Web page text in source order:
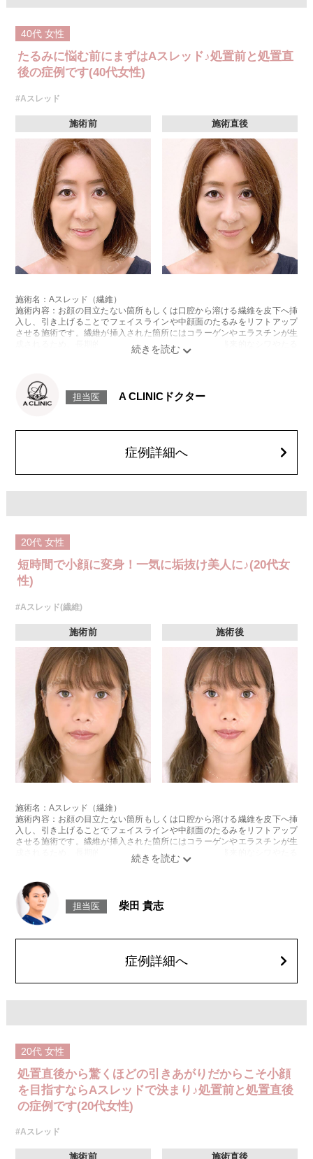
40代 女性
たるみに悩む前にまずはAスレッド♪処置前と処置直
後の症例です(40代女性)
#Aスレッド
施術前 施術直後
施術名：Aスレッド（繊維）
施術内容：お顔の目立たない箇所もしくは口腔から溶ける繊維を皮下へ挿
入し、引き上げることでフェイスラインや中顔面のたるみをリフトアップ
させる施術です。繊維が挿入された箇所にはコラーゲンやエラスチンが生
成されるため、長期的な美肌効果、肌質の改善効果、将来的なシワやたる
みの予防効果が期待できます。
とがございます。また、稀ではありますが、施術部位の細菌感染症、皮膚
のよれ、繊維の突出などが生じることがございます。化膿止め・痛み止め
費用：1部位 184,800円(税込)
オプション：笑気麻酔 3,300円(税込)
担当医 A CLINICドクター
症例詳細へ
20代 女性
短時間で小顔に変身！一気に垢抜け美人に♪(20代女
性)
#Aスレッド(繊維)
施術前 施術後
施術名：Aスレッド（繊維）
施術内容：お顔の目立たない箇所もしくは口腔から溶ける繊維を皮下へ挿
入し、引き上げることでフェイスラインや中顔面のたるみをリフトアップ
させる施術です。繊維が挿入された箇所にはコラーゲンやエラスチンが生
成されるため、長期的な美肌効果、肌質の改善効果、将来的なシワやたる
みの予防効果が期待できます。
リスク、副作用：腫れ、内出血、疼痛、頭痛、引き攣れ感などが生じるこ
とがございます。また、稀ではありますが、施術部位の細菌感染症、皮膚
のよれ、繊維の突出などが生じることがございます。化膿止め・痛み止め
を処方しております。服用により、何か異常があれば服用を中止してくだ
費用：1部位 184,800円(税込)
オプション：笑気麻酔 3,300円(税込)
担当医 柴田 貴志
症例詳細へ
20代 女性
処置直後から驚くほどの引きあがりだからこそ小顔
を目指すならAスレッドで決まり♪処置前と処置直後
の症例です(20代女性)
#Aスレッド
施術前 施術直後